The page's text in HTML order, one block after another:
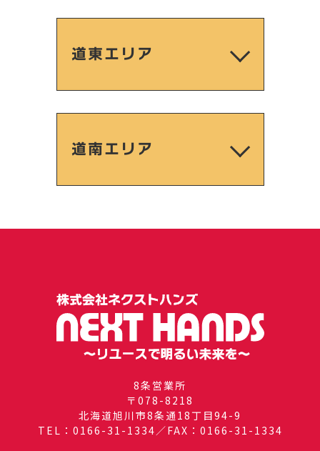
道東エリア
道南エリア
8条営業所
〒078-8218
北海道旭川市8条通18丁目94-9
TEL：0166-31-1334／FAX：0166-31-1334